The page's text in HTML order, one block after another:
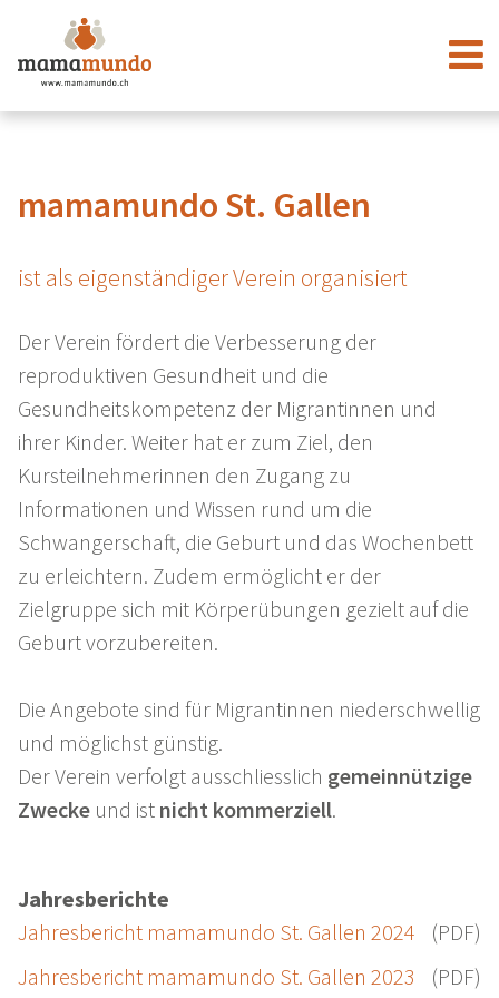
mamamundo St. Gallen
ist als eigenständiger Verein organisiert
Der Verein fördert die Verbesserung der
reproduktiven Gesundheit und die
Gesundheitskompetenz der Migrantinnen und
ihrer Kinder. Weiter hat er zum Ziel, den
Kursteilnehmerinnen den Zugang zu
Informationen und Wissen rund um die
Schwangerschaft, die Geburt und das Wochenbett
zu erleichtern. Zudem ermöglicht er der
Zielgruppe sich mit Körperübungen gezielt auf die
Geburt vorzubereiten.
Die Angebote sind für Migrantinnen niederschwellig
und möglichst günstig.
Der Verein verfolgt ausschliesslich gemeinnützige
Zwecke und ist nicht kommerziell.
Jahresberichte
Jahresbericht mamamundo St. Gallen 2024
(PDF)
Jahresbericht mamamundo St. Gallen 2023
(PDF)